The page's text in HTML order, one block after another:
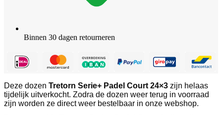
Binnen 30 dagen retourneren
Deze dozen Tretorn Serie+ Padel Court 24×3 zijn helaas
tijdelijk uitverkocht. Zodra de dozen weer terug in voorraad
zijn worden ze direct weer bestelbaar in onze webshop.